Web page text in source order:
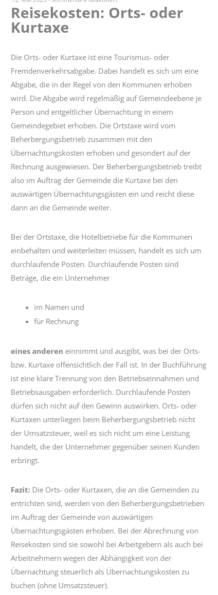
Reisekosten:
Reisekosten: Orts- oder
Kurtaxe
Die Orts- oder Kurtaxe ist eine Tourismus- oder
Fremdenverkehrsabgabe. Dabei handelt es sich um eine
Abgabe, die in der Regel von den Kommunen erhoben
wird. Die Abgabe wird regelmäßig auf Gemeindeebene je
Person und entgeltlicher Übernachtung in einem
Gemeindegebiet erhoben. Die Ortstaxe wird vom
Beherbergungsbetrieb zusammen mit den
Übernachtungskosten erhoben und gesondert auf der
Rechnung ausgewiesen. Der Beherbergungsbetrieb treibt
also im Auftrag der Gemeinde die Kurtaxe bei den
auswärtigen Übernachtungsgästen ein und reicht diese
dann an die Gemeinde weiter.
Bei der Ortstaxe, die Hotelbetriebe für die Kommunen
einbehalten und weiterleiten müssen, handelt es sich um
durchlaufende Posten. Durchlaufende Posten sind
Beträge, die ein Unternehmer
im Namen und
für Rechnung
eines anderen einnimmt und ausgibt, was bei der Orts-
bzw. Kurtaxe offensichtlich der Fall ist. In der Buchführung
ist eine klare Trennung von den Betriebseinnahmen und
Betriebsausgaben erforderlich. Durchlaufende Posten
dürfen sich nicht auf den Gewinn auswirken. Orts- oder
Kurtaxen unterliegen beim Beherbergungsbetrieb nicht
der Umsatzsteuer, weil es sich nicht um eine Leistung
handelt, die der Unternehmer gegenüber seinen Kunden
erbringt.
Fazit: Die Orts- oder Kurtaxen, die an die Gemeinden zu
entrichten sind, werden von den Beherbergungsbetrieben
im Auftrag der Gemeinde von auswärtigen
Übernachtungsgästen erhoben. Bei der Abrechnung von
Reisekosten sind sie sowohl bei Arbeitgebern als auch bei
Arbeitnehmern wegen der Abhängigkeit von der
Übernachtung steuerlich als Übernachtungskosten zu
buchen (ohne Umsatzsteuer).